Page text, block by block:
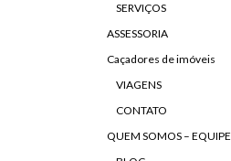
SERVIÇOS
ASSESSORIA
Caçadores de imóveis
VIAGENS
CONTATO
QUEM SOMOS – EQUIPE